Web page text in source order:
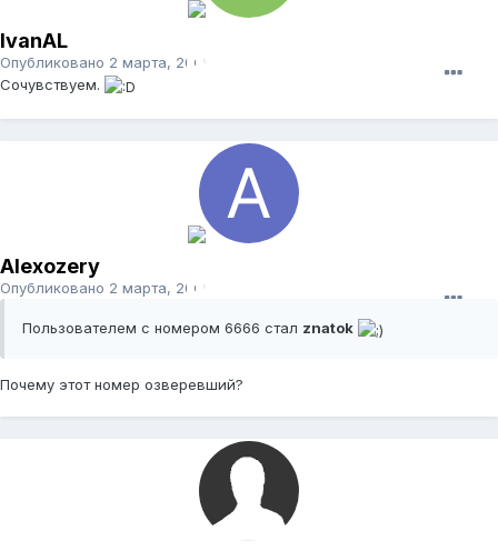
IvanAL
Опубликовано 2 марта, 2009
Сочувствуем.
Alexozery
Опубликовано 2 марта, 2009
Пользователем с номером 6666 стал znatok
Почему этот номер озверевший?